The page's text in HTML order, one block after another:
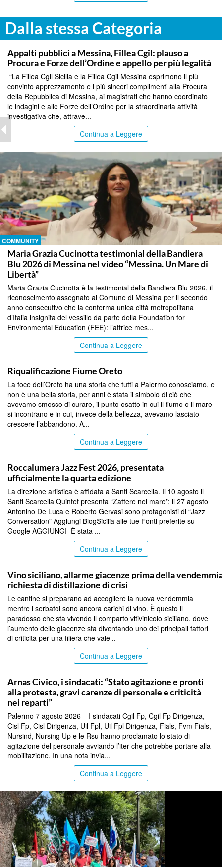
Dalla stessa Categoria
COMMUNITY
Appalti pubblici a Messina, Fillea Cgil: plauso a
Procura e Forze dell’Ordine e appello per più legalità
“La Fillea Cgil Sicilia e la Fillea Cgil Messina esprimono il più
convinto apprezzamento e i più sinceri complimenti alla Procura
della Repubblica di Messina, ai magistrati che hanno coordinato
le indagini e alle Forze dell’Ordine per la straordinaria attività
investigativa che, attrave...
Continua a Leggere
COMMUNITY
Maria Grazia Cucinotta testimonial della Bandiera
Blu 2026 di Messina nel video “Messina. Un Mare di
Libertà”
Maria Grazia Cucinotta è la testimonial della Bandiera Blu 2026, il
riconoscimento assegnato al Comune di Messina per il secondo
anno consecutivo che la conferma unica città metropolitana
d’Italia insignita del vessillo da parte della Foundation for
Environmental Education (FEE): l’attrice mes...
Continua a Leggere
Riqualificazione Fiume Oreto
La foce dell’Oreto ha una storia che tutti a Palermo conosciamo, e
non è una bella storia, per anni è stata il simbolo di ciò che
avevamo smesso di curare, il punto esatto in cui il fiume e il mare
si incontrano e in cui, invece della bellezza, avevamo lasciato
crescere l’abbandono. A...
Continua a Leggere
Roccalumera Jazz Fest 2026, presentata
ufficialmente la quarta edizione
La direzione artistica è affidata a Santi Scarcella. Il 10 agosto il
Santi Scarcella Quintet presenta “Zattere nel mare”; il 27 agosto
Antonino De Luca e Roberto Gervasi sono protagonisti di “Jazz
Conversation” Aggiungi BlogSicilia alle tue Fonti preferite su
Google AGGIUNGI È stata ...
Continua a Leggere
Vino siciliano, allarme giacenze prima della
richiesta di distillazione di crisi
Le cantine si preparano ad accogliere la nuova vendemmia
mentre i serbatoi sono ancora carichi di vino. È questo il
paradosso che sta vivendo il comparto vitivinicolo siciliano, dove
l’aumento delle giacenze sta diventando uno dei principali fattori
di criticità per una filiera che vale...
Continua a Leggere
Arnas Civico, i sindacati: “Stato agitazione e pronti
alla protesta, gravi carenze di personale e criticità
nei reparti”
Palermo 7 agosto 2026 – I sindacati Cgil Fp, Cgil Fp Dirigenza,
Cisl Fp, Cisl Dirigenza, Uil Fpl, Uil Fpl Dirigenza, Fials, Fvm Fials,
Nursind, Nursing Up e le Rsu hanno proclamato lo stato di
agitazione del personale avviando l’iter che potrebbe portare alla
mobilitazione. In una nota invia...
Continua a Leggere